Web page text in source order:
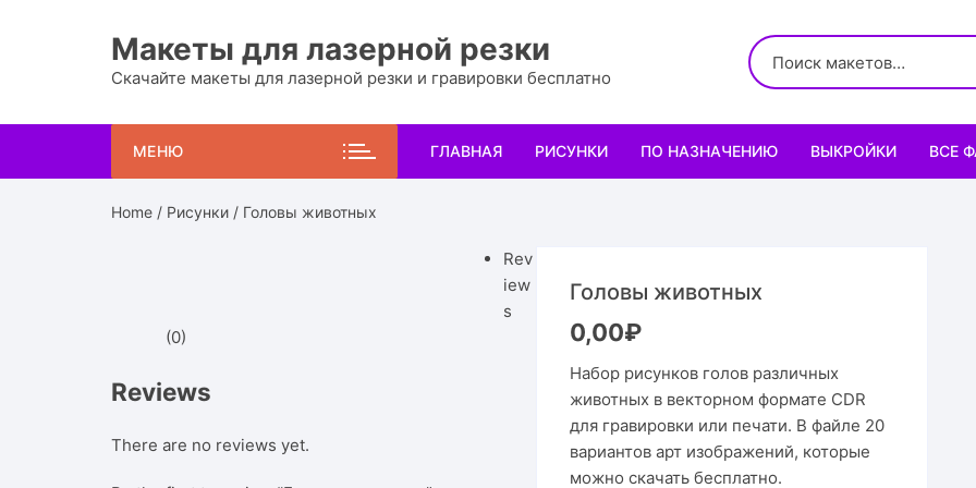
Макеты для лазерной резки
Скачайте макеты для лазерной резки и гравировки бесплатно
МЕНЮ ГЛАВНАЯ РИСУНКИ
Рисованные рамки
Мандала
ПО НАЗНАЧЕНИЮ
Подставки
Украшение и интерьер
ВЫКРОЙКИ
Выкройки обуви
ВСЕ
Home / Рисунки / Головы животных
Головы животных
0,00₽
Набор рисунков голов различных
животных в векторном формате CDR
для гравировки или печати. В файле 20
вариантов арт изображений, которые
можно скачать бесплатно.
Rev
iew
s
(0)
Reviews
There are no reviews yet.